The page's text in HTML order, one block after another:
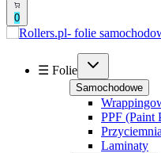
0
☰ Folie
Samochodowe
PPF (Paint
Laminaty